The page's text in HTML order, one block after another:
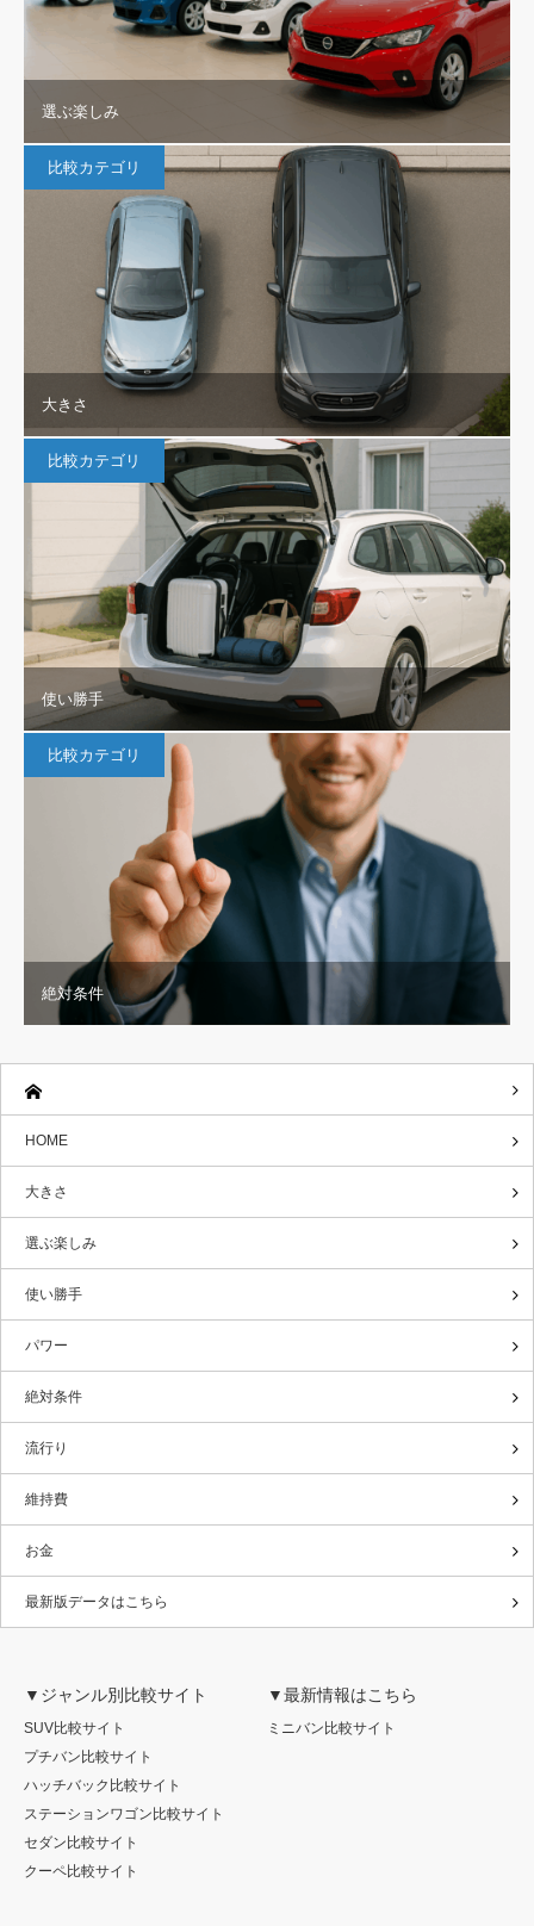
選ぶ楽しみ
比較カテゴリ
大きさ
比較カテゴリ
使い勝手
比較カテゴリ
絶対条件
HOME
大きさ
選ぶ楽しみ
使い勝手
パワー
絶対条件
流行り
維持費
お金
最新版データはこちら
▼ジャンル別比較サイト
SUV比較サイト
プチバン比較サイト
ハッチバック比較サイト
ステーションワゴン比較サイト
セダン比較サイト
クーペ比較サイト
▼最新情報はこちら
ミニバン比較サイト